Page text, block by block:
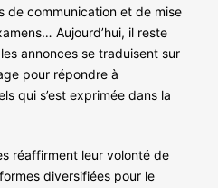
de communication et de mise
Aujourd’hui, il reste
annonces se traduisent sur
pour répondre à
qui s’est exprimée dans la
réaffirment leur volonté de
diversifiées pour le